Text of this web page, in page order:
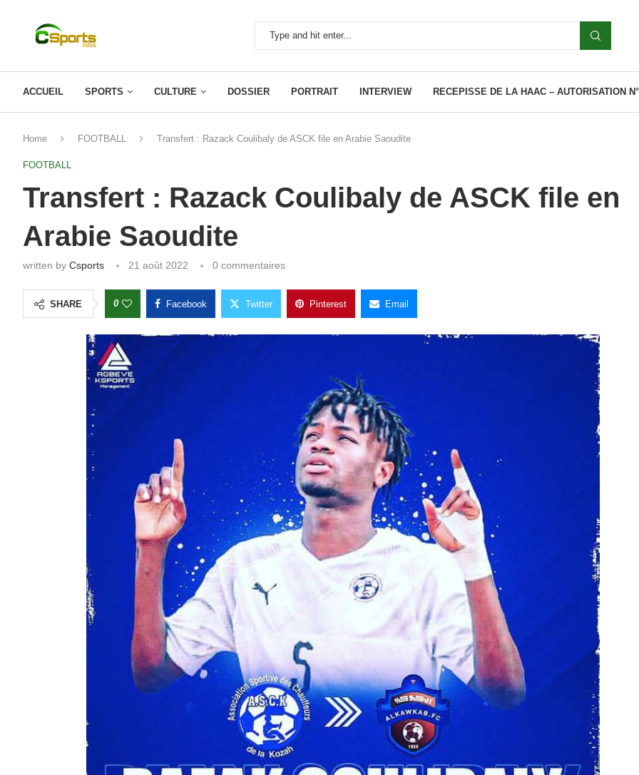
ACCUEIL SPORTS CULTURE DOSSIER PORTRAIT INTERVIEW RECEPISSE DE LA HAAC – AUTORISATION
Home FOOTBALL Transfert : Razack Coulibaly de ASCK file en Arabie Saoudite
FOOTBALL
Transfert : Razack Coulibaly de ASCK file en
Arabie Saoudite
written by Csports 21 août 2022 0 commentaires
SHARE 0 Facebook Twitter Pinterest Email